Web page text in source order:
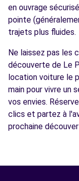
en ouvrage
pointe
trajets plus fluides.
Ne laissez pas les
découverte de Le
location voiture le
main pour vivre un
vos envies.
clics et partez à
prochaine